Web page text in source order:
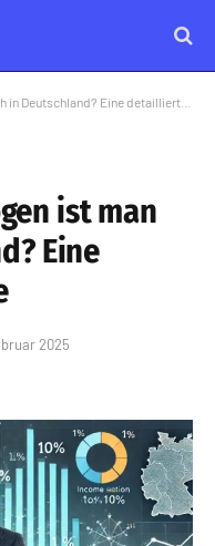
Eine detaillierte Analyse
ist man
Eine
2025